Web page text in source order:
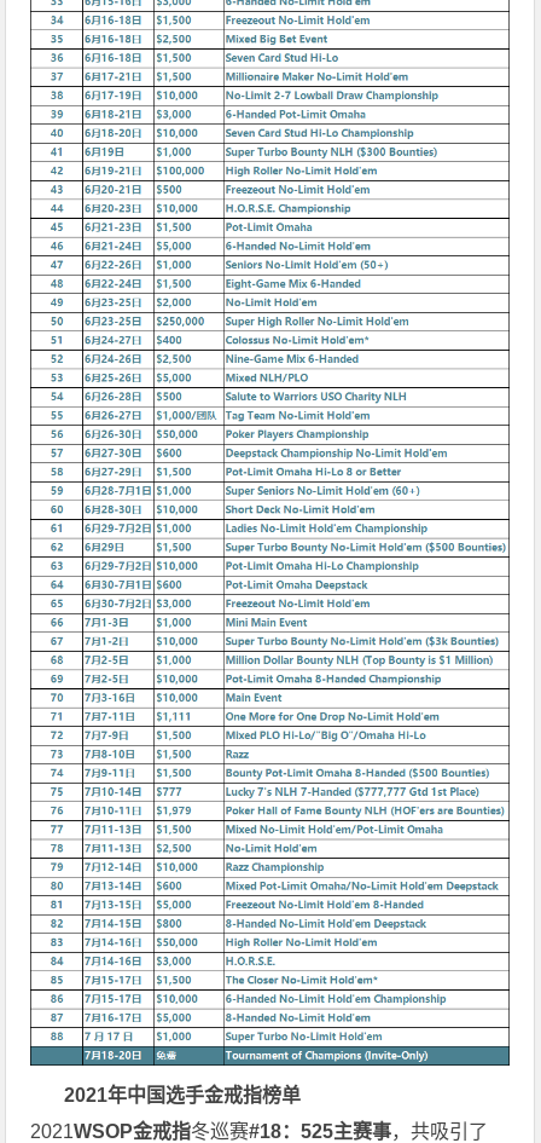
2021年中国选手金戒指榜单
2021WSOP金戒指冬巡赛#18：525主赛事，共吸引了